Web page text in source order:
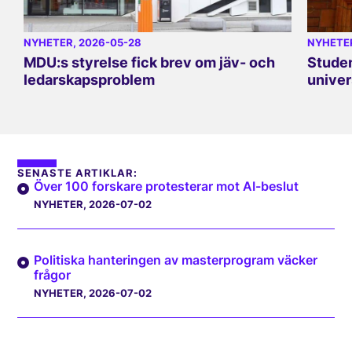
NYHETER, 2026-05-28
MDU:s styrelse fick brev om jäv- och
ledarskapsproblem
SENASTE ARTIKLAR:
Över 100 forskare protesterar mot AI-beslut
NYHETER, 2026-07-02
Politiska hanteringen av masterprogram väcker
frågor
NYHETER, 2026-07-02